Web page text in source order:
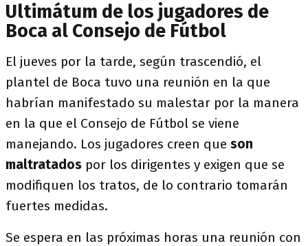
Ultimátum de los jugadores de
Boca al Consejo de Fútbol
El jueves por la tarde, según trascendió, el
plantel de Boca tuvo una reunión en la que
habrían manifestado su malestar por la manera
en la que el Consejo de Fútbol se viene
manejando. Los jugadores creen que son
maltratados por los dirigentes y exigen que se
modifiquen los tratos, de lo contrario tomarán
fuertes medidas.
Se espera en las próximas horas una reunión con